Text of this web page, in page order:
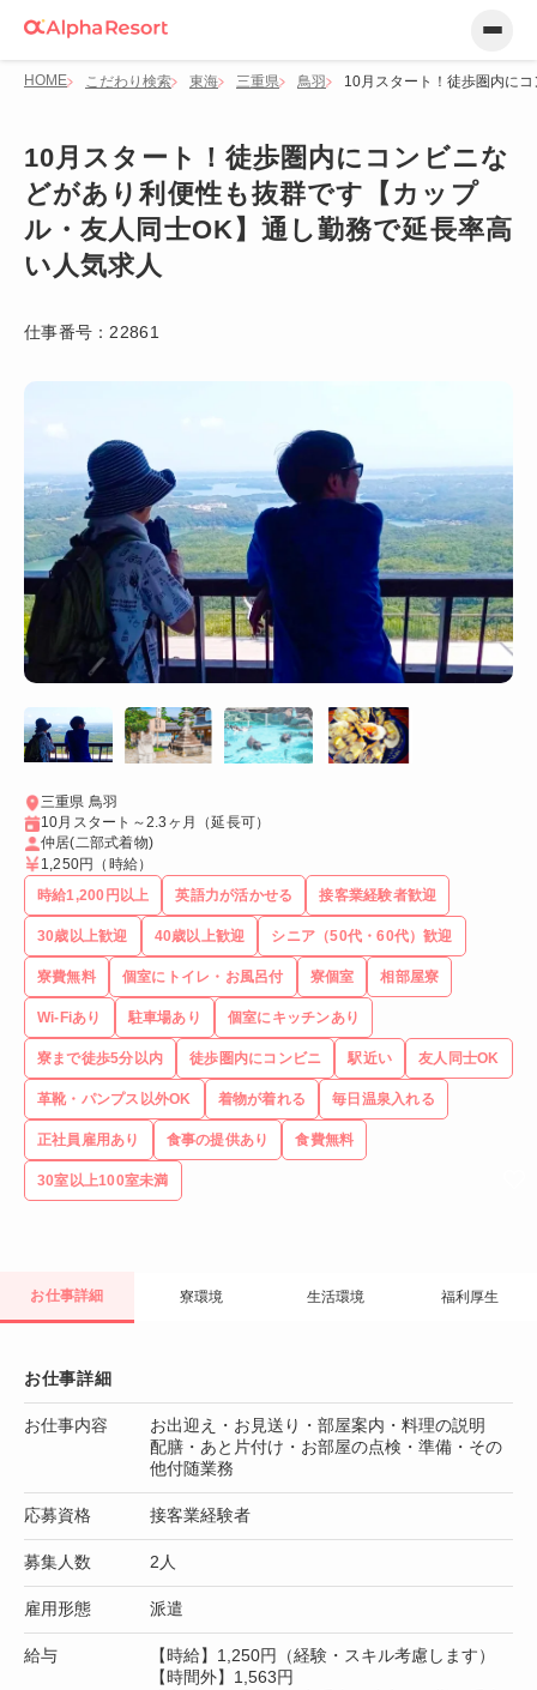
HOME こだわり検索 東海 三重県 鳥羽 10月スタート！徒歩圏内に
10月スタート！徒歩圏内にコンビニな
どがあり利便性も抜群です【カップ
ル・友人同士OK】通し勤務で延長率高
い人気求人
仕事番号： 22861
三重県 鳥羽
10月スタート～2.3ヶ月（延長可）
仲居(二部式着物)
1,250円 （時給）
時給1,200円以上
英語力が活かせる 接客業経験者歓迎
30歳以上歓迎 40歳以上歓迎 シニア（50代・60代）歓迎
寮費無料 個室にトイレ・お風呂付 寮個室 相部屋寮
Wi-Fiあり 駐車場あり 個室にキッチンあり
寮まで徒歩5分以内 徒歩圏内にコンビニ 駅近い 友人同士OK
革靴・パンプス以外OK 着物が着れる 毎日温泉入れる
正社員雇用あり 食事の提供あり 食費無料
30室以上100室未満
お仕事詳細 寮環境 生活環境 福利厚生
お仕事詳細
お仕事内容
お出迎え・お見送り・部屋案内・料理の説明
配膳・あと片付け・お部屋の点検・準備・その
他付随業務
応募資格 接客業経験者
募集人数 2人
雇用形態 派遣
給与
【時給】1,250円（経験・スキル考慮します）
【時間外】1,563円